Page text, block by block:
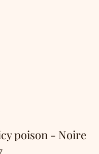
poison - Noire